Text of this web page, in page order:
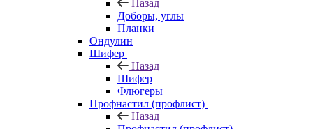
Назад
Доборы, углы
Планки
Ондулин
Шифер
Назад
Шифер
Флюгеры
Профнастил (профлист)
Назад